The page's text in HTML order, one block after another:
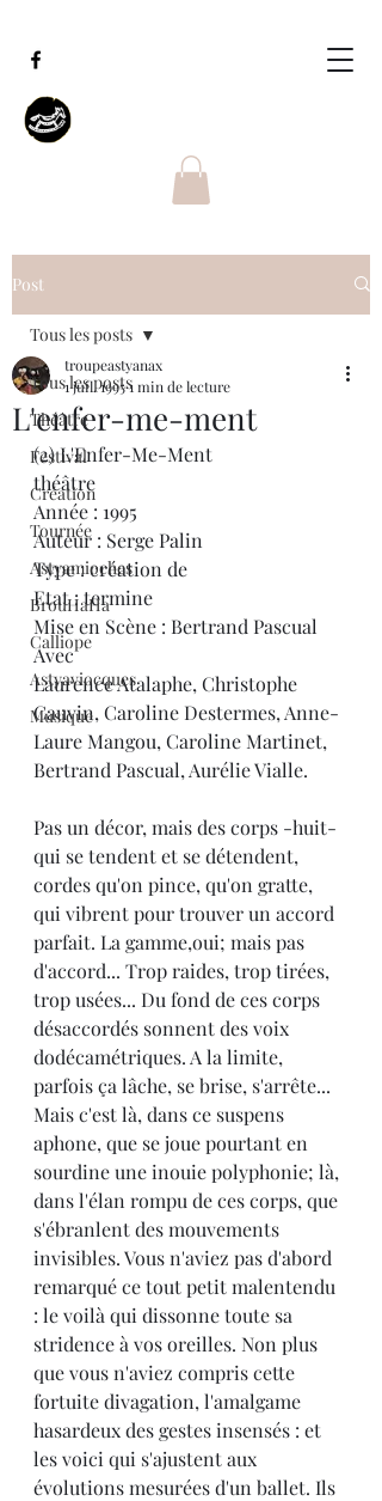
Post
Tous les posts
Théâtre
Festival
Création
Tournée
Astyamioches
BrouHaHa
Calliope
Astyaviocques
Musique
Tous les posts
L'enfer-me-ment
troupeastyanax
1 juil. 19951 min de lecture
(2) L'Enfer-Me-Ment
théâtre
Année : 1995
Auteur : Serge Palin
Type : création de
Etat : termine
Mise en Scène : Bertrand Pascual
Avec
Laurence Atalaphe, Christophe
Cauvin, Caroline Destermes, Anne-
Laure Mangou, Caroline Martinet,
Bertrand Pascual, Aurélie Vialle.
Pas un décor, mais des corps -huit-
qui se tendent et se détendent,
cordes qu'on pince, qu'on gratte,
qui vibrent pour trouver un accord
parfait. La gamme,oui; mais pas
d'accord... Trop raides, trop tirées,
trop usées... Du fond de ces corps
désaccordés sonnent des voix
dodécamétriques. A la limite,
parfois ça lâche, se brise, s'arrête...
Mais c'est là, dans ce suspens
aphone, que se joue pourtant en
sourdine une inouie polyphonie; là,
dans l'élan rompu de ces corps, que
s'ébranlent des mouvements
invisibles. Vous n'aviez pas d'abord
remarqué ce tout petit malentendu
: le voilà qui dissonne toute sa
stridence à vos oreilles. Non plus
que vous n'aviez compris cette
fortuite divagation, l'amalgame
hasardeux des gestes insensés : et
les voici qui s'ajustent aux
évolutions mesurées d'un ballet. Ils